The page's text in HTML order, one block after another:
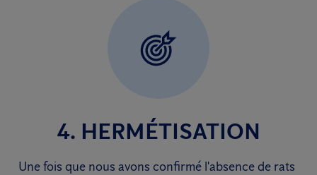
4. HERMÉTISATION
Une fois que nous avons confirmé l'absence de rats